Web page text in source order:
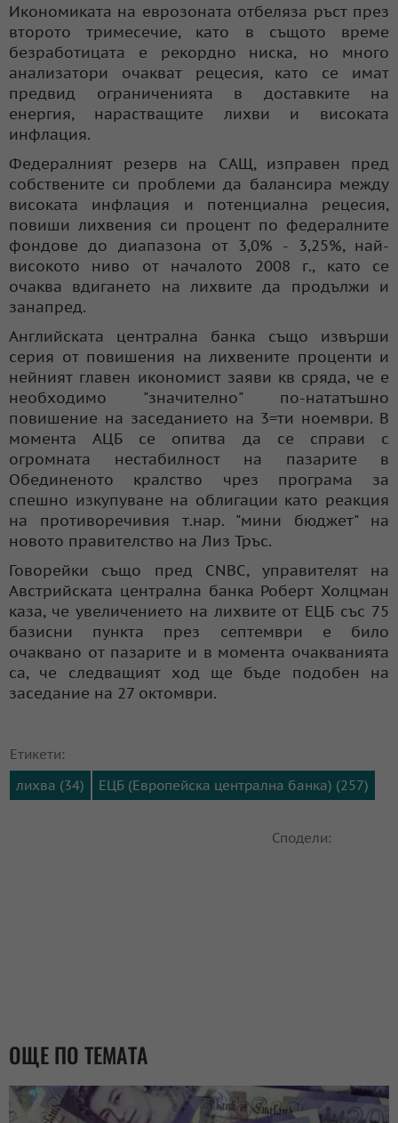
Икономиката на еврозоната отбеляза ръст през
второто тримесечие, като в същото време
безработицата е рекордно ниска, но много
анализатори очакват рецесия, като се имат
предвид ограниченията в доставките на
енергия, нарастващите лихви и високата
инфлация.
Федералният резерв на САЩ, изправен пред
собствените си проблеми да балансира между
високата инфлация и потенциална рецесия,
повиши лихвения си процент по федералните
фондове до диапазона от 3,0% - 3,25%, най-
високото ниво от началото 2008 г., като се
очаква вдигането на лихвите да продължи и
занапред.
Английската централна банка също извърши
серия от повишения на лихвените проценти и
нейният главен икономист заяви кв сряда, че е
необходимо "значително" по-нататъшно
повишение на заседанието на 3=ти ноември. В
момента АЦБ се опитва да се справи с
огромната нестабилност на пазарите в
Обединеното кралство чрез програма за
спешно изкупуване на облигации като реакция
на противоречивия т.нар. "мини бюджет" на
новото правителство на Лиз Тръс.
Говорейки също пред CNBC, управителят на
Австрийската централна банка Роберт Холцман
каза, че увеличението на лихвите от ЕЦБ със 75
базисни пункта през септември е било
очаквано от пазарите и в момента очакванията
са, че следващият ход ще бъде подобен на
заседание на 27 октомври.
Етикети:
лихва (34)
ЕЦБ (Европейска централна банка) (257)
Сподели:
ОЩЕ ПО ТЕМАТА